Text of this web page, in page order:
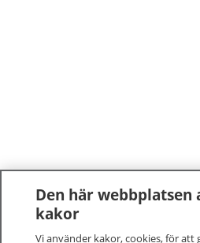
Den här webbplatsen
kakor
Vi använder kakor, cookies, för att